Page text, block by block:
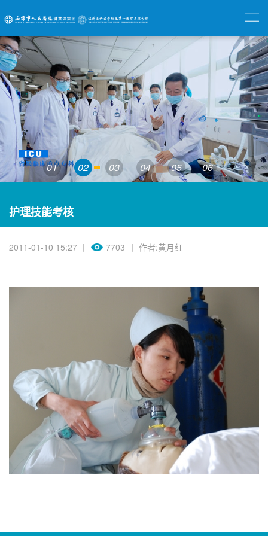
01 02 03 04 05 06
护理技能考核
2011-01-10 15:27 丨 7703 丨 作者:黄月红